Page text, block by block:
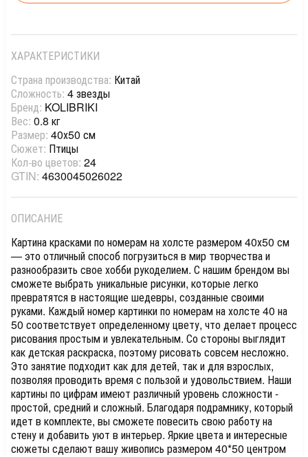
ХАРАКТЕРИСТИКИ
Страна производства: Китай
Сложность: 4 звезды
Бренд: KOLIBRIKI
Вес: 0.8 кг
Размер: 40х50 см
Сюжет: Птицы
Кол-во цветов: 24
GTIN: 4630045026022
ОПИСАНИЕ
Картина красками по номерам на холсте размером 40х50 см
— это отличный способ погрузиться в мир творчества и
разнообразить свое хобби рукоделием. С нашим брендом вы
сможете выбрать уникальные рисунки, которые легко
превратятся в настоящие шедевры, созданные своими
руками. Каждый номер картинки по номерам на холсте 40 на
50 соответствует определенному цвету, что делает процесс
рисования простым и увлекательным. Со стороны выглядит
как детская раскраска, поэтому рисовать совсем несложно.
Это занятие подходит как для детей, так и для взрослых,
позволяя проводить время с пользой и удовольствием. Наши
картины по цифрам имеют различный уровень сложности -
простой, средний и сложный. Благодаря подрамнику, который
идет в комплекте, вы сможете повесить свою работу на
стену и добавить уют в интерьер. Яркие цвета и интересные
сюжеты сделают вашу живопись размером 40*50 центром